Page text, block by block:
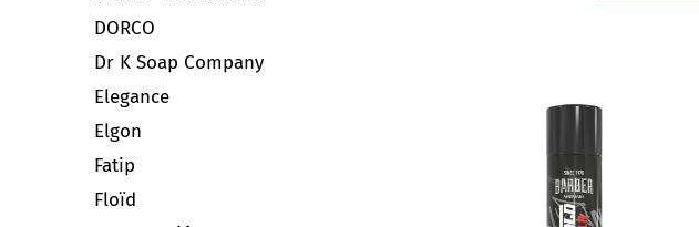
DORCO
Dr K Soap Company
Elegance
Elgon
Fatip
Floïd